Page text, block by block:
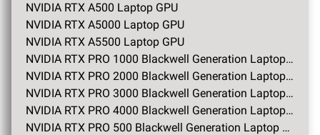
NVIDIA RTX A500 Laptop GPU
NVIDIA RTX A5000 Laptop GPU
NVIDIA RTX A5500 Laptop GPU
NVIDIA RTX PRO 1000 Blackwell Generation Laptop GPU
NVIDIA RTX PRO 2000 Blackwell Generation Laptop GPU
NVIDIA RTX PRO 3000 Blackwell Generation Laptop GPU
NVIDIA RTX PRO 4000 Blackwell Generation Laptop GPU
NVIDIA RTX PRO 500 Blackwell Generation Laptop GPU